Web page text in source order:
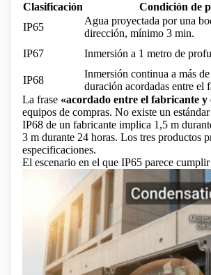
Clasificación
Condición de
IP65
Agua proyectada por una
dirección, mínimo 3 min.
IP67
Inmersión a 1 metro de
IP68
Inmersión continua a más
duración acordadas entre el
La frase «acordado entre el fabricante y
equipos de compras. No existe un
IP68 de un fabricante implica 1,5 m
3 m durante 24 horas. Los tres productos
especificaciones.
El escenario en el que IP65 parece